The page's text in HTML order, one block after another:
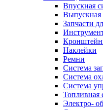
Впускная
Выпускная
Запчасти
Наклейки
Ремни
Система
Система
Система
Топливная
Электро-